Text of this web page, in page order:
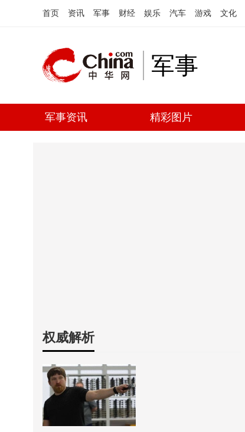
首页 资讯 军事 财经 娱乐 汽车 游戏 文化
军事
军事资讯 精彩图片
权威解析